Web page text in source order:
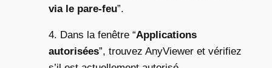
via le pare-feu”.
4. Dans la fenêtre “Applications
autorisées”, trouvez AnyViewer et vérifiez